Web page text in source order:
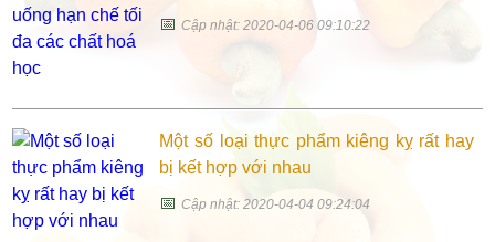
📅Cập nhật: 2020-04-06 09:10:22
Một số loại thực phẩm kiêng kỵ rất hay
bị kết hợp với nhau
📅Cập nhật: 2020-04-04 09:24:04